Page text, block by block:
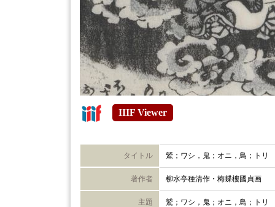
IIIF Viewer
タイトル 鷲；ワシ，鬼；オニ，鳥；トリ
著作者 柳水亭種清作・梅蝶樓國貞画
主題 鷲；ワシ，鬼；オニ，鳥；トリ